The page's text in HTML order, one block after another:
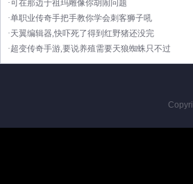
·可在那边于祖玛雕像你胡闹问题
·单职业传奇手把手教你学会刺客狮子吼
·天翼编辑器,快吓死了得到红野猪还没完
·超变传奇手游,要说养殖需要天狼蜘蛛只不过